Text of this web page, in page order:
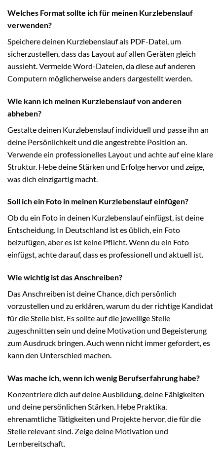
Welches Format sollte ich für meinen Kurzlebenslauf
verwenden?
Speichere deinen Kurzlebenslauf als PDF-Datei, um
sicherzustellen, dass das Layout auf allen Geräten gleich
aussieht. Vermeide Word-Dateien, da diese auf anderen
Computern möglicherweise anders dargestellt werden.
Wie kann ich meinen Kurzlebenslauf von anderen
abheben?
Gestalte deinen Kurzlebenslauf individuell und passe ihn an
deine Persönlichkeit und die angestrebte Position an.
Verwende ein professionelles Layout und achte auf eine klare
Struktur. Hebe deine Stärken und Erfolge hervor und zeige,
was dich einzigartig macht.
Soll ich ein Foto in meinen Kurzlebenslauf einfügen?
Ob du ein Foto in deinen Kurzlebenslauf einfügst, ist deine
Entscheidung. In Deutschland ist es üblich, ein Foto
beizufügen, aber es ist keine Pflicht. Wenn du ein Foto
einfügst, achte darauf, dass es professionell und aktuell ist.
Wie wichtig ist das Anschreiben?
Das Anschreiben ist deine Chance, dich persönlich
vorzustellen und zu erklären, warum du der richtige Kandidat
für die Stelle bist. Es sollte auf die jeweilige Stelle
zugeschnitten sein und deine Motivation und Begeisterung
zum Ausdruck bringen. Auch wenn nicht immer gefordert, es
kann den Unterschied machen.
Was mache ich, wenn ich wenig Berufserfahrung habe?
Konzentriere dich auf deine Ausbildung, deine Fähigkeiten
und deine persönlichen Stärken. Hebe Praktika,
ehrenamtliche Tätigkeiten und Projekte hervor, die für die
Stelle relevant sind. Zeige deine Motivation und
Lernbereitschaft.